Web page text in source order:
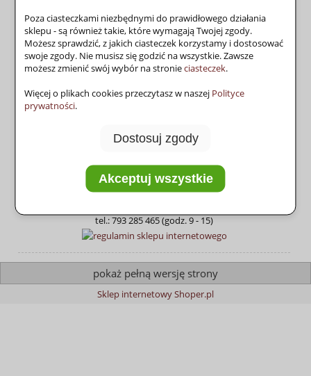
Poza ciasteczkami niezbędnymi do prawidłowego działania
sklepu - są również takie, które wymagają Twojej zgody.
Możesz sprawdzić, z jakich ciasteczek korzystamy i dostosować
swoje zgody. Nie musisz się godzić na wszystkie. Zawsze
możesz zmienić swój wybór na stronieciasteczek.
Więcej o plikach cookies przeczytasz w naszej Polityce
prywatności.
Dostosuj zgody
Akceptuj wszystkie
Płatności i dostawa
Pomoc
KAMINI Monika Piskorska
UWAGA: Nie prowadzimy
NIP: 7282385427
e-mail:
sklep@kamini.pl
tel.: 793 285 465 (godz. 9 - 15)
pokaż pełną wersję strony
Sklep internetowy Shoper.pl